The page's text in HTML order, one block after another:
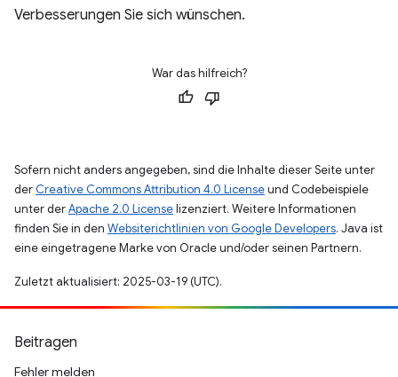
Verbesserungen Sie sich wünschen.
War das hilfreich?
Sofern nicht anders angegeben, sind die Inhalte dieser Seite unter
der Creative Commons Attribution 4.0 Licenseund Codebeispiele
unter derApache 2.0 Licenselizenziert. Weitere Informationen
finden Sie in den Websiterichtlinien von Google Developers. Java ist
eine eingetragene Marke von Oracle und/oder seinen Partnern.
Zuletzt aktualisiert: 2025-03-19 (UTC).
Beitragen
Fehler melden